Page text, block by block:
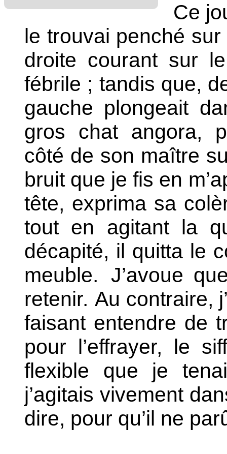
Ce
le trouvai penché
droite courant sur
fébrile ; tandis que,
gauche plongeait
gros chat angora,
côté de son maître
bruit que je fis en
tête, exprima sa
tout en agitant la
décapité, il quitta le
meuble.
J’avoue
retenir. Au contraire,
faisant entendre de
pour l’effrayer, le
flexible que je
j’agitais vivement
dire, pour qu’il ne